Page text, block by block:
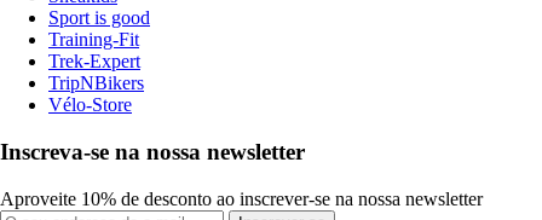
Sport is good
Training-Fit
Trek-Expert
TripNBikers
Vélo-Store
Inscreva-se na nossa newsletter
Aproveite 10% de desconto ao inscrever-se na nossa newsletter